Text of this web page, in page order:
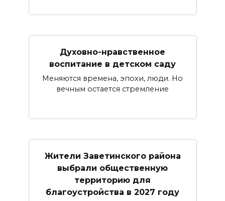
Духовно-нравственное
воспитание в детском саду
Меняются времена, эпохи, люди. Но
вечным остается стремление
Жители Заветинского района
выбрали общественную
территорию для
благоустройства в 2027 году